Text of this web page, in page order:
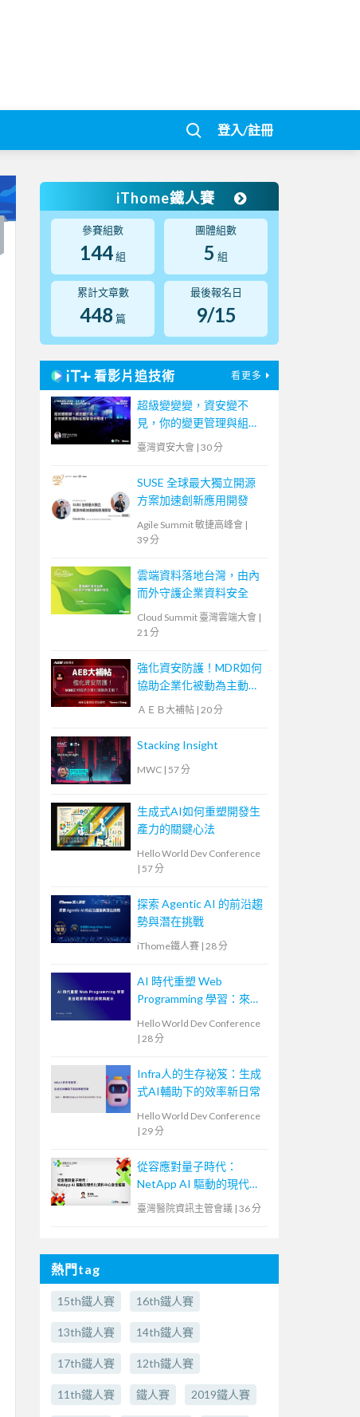
登入/註冊
iThome鐵人賽
參賽組數
144組
團體組數
5 組
累計文章數
448 篇
最後報名日
9/15
看影片追技術 看更多
超級變變變，資安變不
見，你的變更管理與組態
管理去哪裡？
臺灣資安大會 | 30 分
SUSE 全球最大獨立開源
方案加速創新應用開發
Agile Summit 敏捷高峰會 |
39 分
雲端資料落地台灣，由內
而外守護企業資料安全
Cloud Summit 臺灣雲端大會 |
21 分
強化資安防護！MDR如何
協助企業化被動為主動？
【宏碁資訊網路學堂】
ＡＥＢ大補帖 | 20 分
Stacking Insight
MWC | 57 分
生成式AI如何重塑開發生
產力的關鍵心法
Hello World Dev Conference
| 57 分
探索 Agentic AI 的前沿趨
勢與潛在挑戰
iThome鐵人賽 | 28 分
AI 時代重塑 Web
Programming 學習：來自
Hello World Dev Conference
| 28 分
Infra人的生存祕笈：生成
式AI輔助下的效率新日常
Hello World Dev Conference
| 29 分
從容應對量子時代：
NetApp AI 驅動的現代化
資料中心安全藍圖
臺灣醫院資訊主管會議 | 36 分
熱門tag
15th鐵人賽 16th鐵人賽
13th鐵人賽 14th鐵人賽
17th鐵人賽 12th鐵人賽
11th鐵人賽 鐵人賽 2019鐵人賽